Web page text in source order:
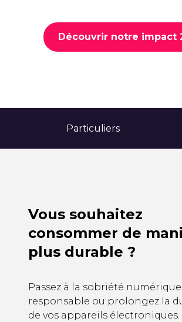
Découvrir notre impact
Vous souhaitez
consommer de
plus durable ?
Passez à la sobriété
responsable ou prolongez la
de vos appareils électroniques.